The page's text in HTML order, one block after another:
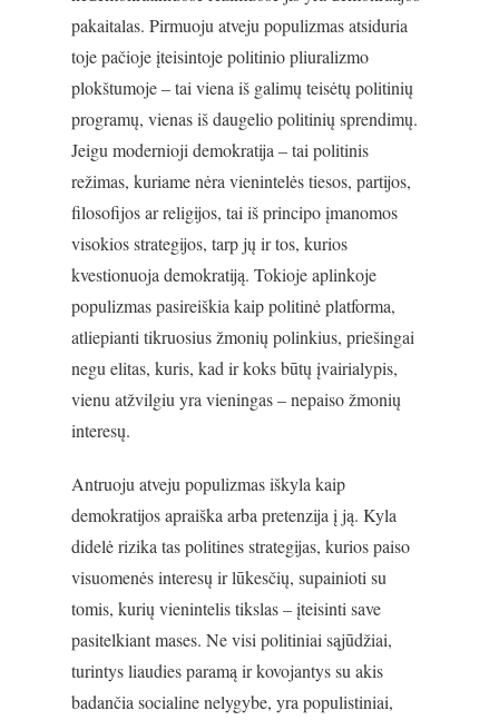
pakaitalas. Pirmuoju atveju populizmas atsiduria
toje pačioje įteisintoje politinio pliuralizmo
plokštumoje – tai viena iš galimų teisėtų politinių
programų, vienas iš daugelio politinių sprendimų.
Jeigu modernioji demokratija – tai politinis
režimas, kuriame nėra vienintelės tiesos, partijos,
filosofijos ar religijos, tai iš principo įmanomos
visokios strategijos, tarp jų ir tos, kurios
kvestionuoja demokratiją. Tokioje aplinkoje
populizmas pasireiškia kaip politinė platforma,
atliepianti tikruosius žmonių polinkius, priešingai
negu elitas, kuris, kad ir koks būtų įvairialypis,
vienu atžvilgiu yra vieningas – nepaiso žmonių
interesų.
Antruoju atveju populizmas iškyla kaip
demokratijos apraiška arba pretenzija į ją. Kyla
didelė rizika tas politines strategijas, kurios paiso
visuomenės interesų ir lūkesčių, supainioti su
tomis, kurių vienintelis tikslas – įteisinti save
pasitelkiant mases. Ne visi politiniai sąjūdžiai,
turintys liaudies paramą ir kovojantys su akis
badančia socialine nelygybe, yra populistiniai,